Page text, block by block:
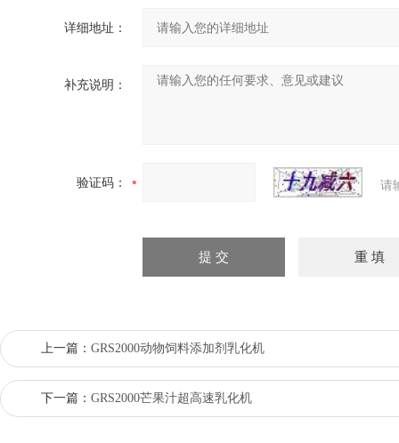
详细地址：
补充说明：
验证码： 请
上一篇： GRS2000动物饲料添加剂乳化机
下一篇： GRS2000芒果汁超高速乳化机